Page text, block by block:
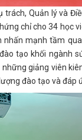
trách, Quản lý và
chỉ cho 34 học
nhấn mạnh tầm
tạo khối ngành
giảng viên
đào tạo và đáp